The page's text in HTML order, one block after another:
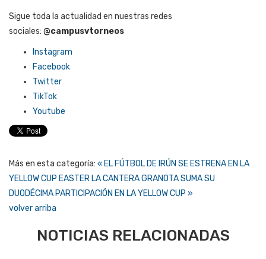
Sigue toda la actualidad en nuestras redes
sociales: @campusvtorneos
Instagram
Facebook
Twitter
TikTok
Youtube
Más en esta categoría: « EL FÚTBOL DE IRÚN SE ESTRENA EN LA
YELLOW CUP EASTER LA CANTERA GRANOTA SUMA SU
DUODÉCIMA PARTICIPACIÓN EN LA YELLOW CUP »
volver arriba
NOTICIAS RELACIONADAS